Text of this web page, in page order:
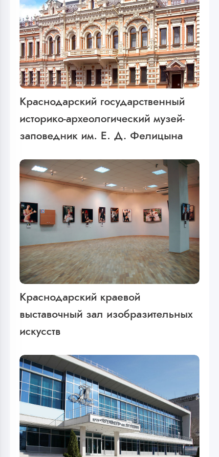
Краснодарский государственный
историко-археологический музей-
заповедник им. Е. Д. Фелицына
Краснодарский краевой
выставочный зал изобразительных
искусств